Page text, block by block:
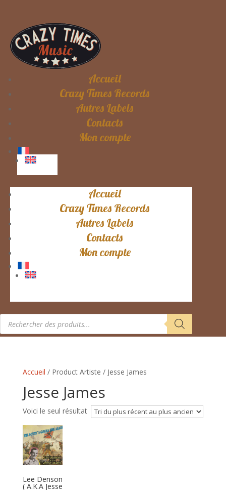
Accueil
Crazy Times Records
Autres Labels
Contacts
Mon compte
Accueil
Crazy Times Records
Autres Labels
Contacts
Mon compte
Recherche
produits
Accueil / Product Artiste / Jesse James
Jesse James
Voici le seul résultat
Lee Denson
( A.K.A Jesse